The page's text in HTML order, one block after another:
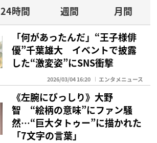
24時間 週間
月間
「何があったんだ」“王子様俳
優”千葉雄大 イベントで披露
した“激変姿”にSNS衝撃
2026/03/04 16:20 エンタメニュース
《左腕にびっしり》大野
智 “絵柄の意味”にファン騒
然…“巨大タトゥー”に描かれた
「7文字の言葉」